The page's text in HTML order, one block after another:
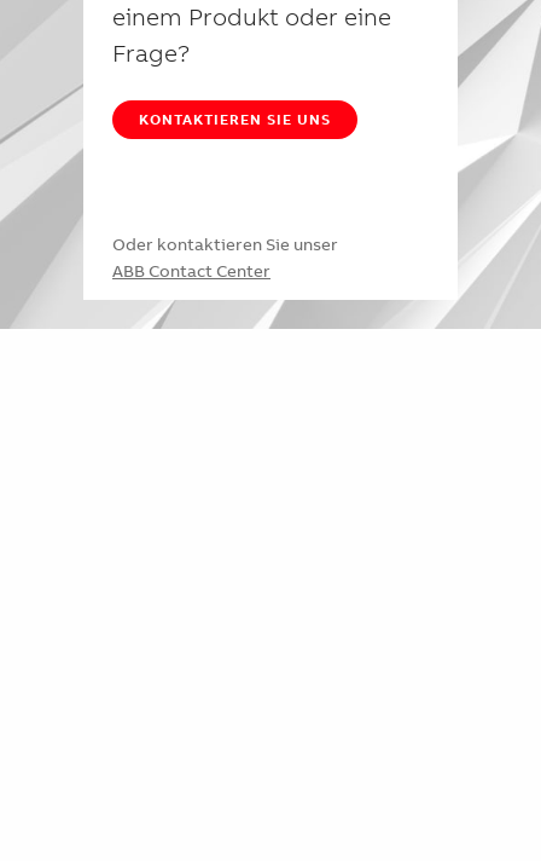
einem Produkt oder eine
Frage?
KONTAKTIEREN SIE UNS
Oder kontaktieren Sie unser
ABB Contact Center